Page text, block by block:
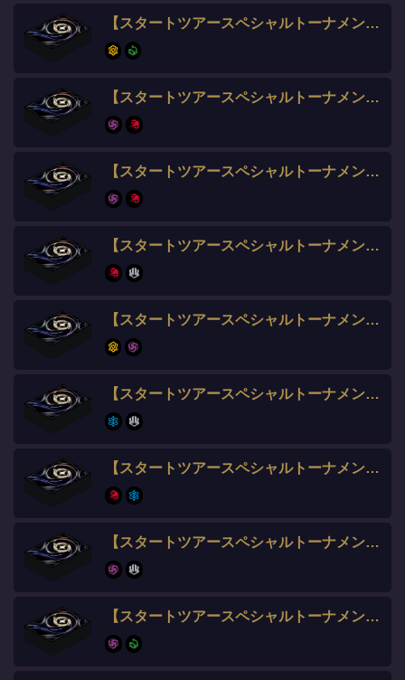
【スタートツアースペシャルトーナメント全勝】はんきち選手
【スタートツアースペシャルトーナメント全勝】つぐみ選手
【スタートツアースペシャルトーナメント全勝】Ryuji選手
【スタートツアースペシャルトーナメント全勝】シカカモシカ選手
【スタートツアースペシャルトーナメント全勝】ふみの選手
【スタートツアースペシャルトーナメント全勝】カミジョウ選手
【スタートツアースペシャルトーナメント全勝】のむへい選手
【スタートツアースペシャルトーナメント全勝】ぐるみ選手
【スタートツアースペシャルトーナメント】モナコ選手